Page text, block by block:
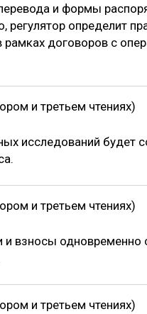
и формы
определит
договоров с
и третьем чтениях)
исследований будет
и третьем чтениях)
и взносы одновременно
и третьем чтениях)